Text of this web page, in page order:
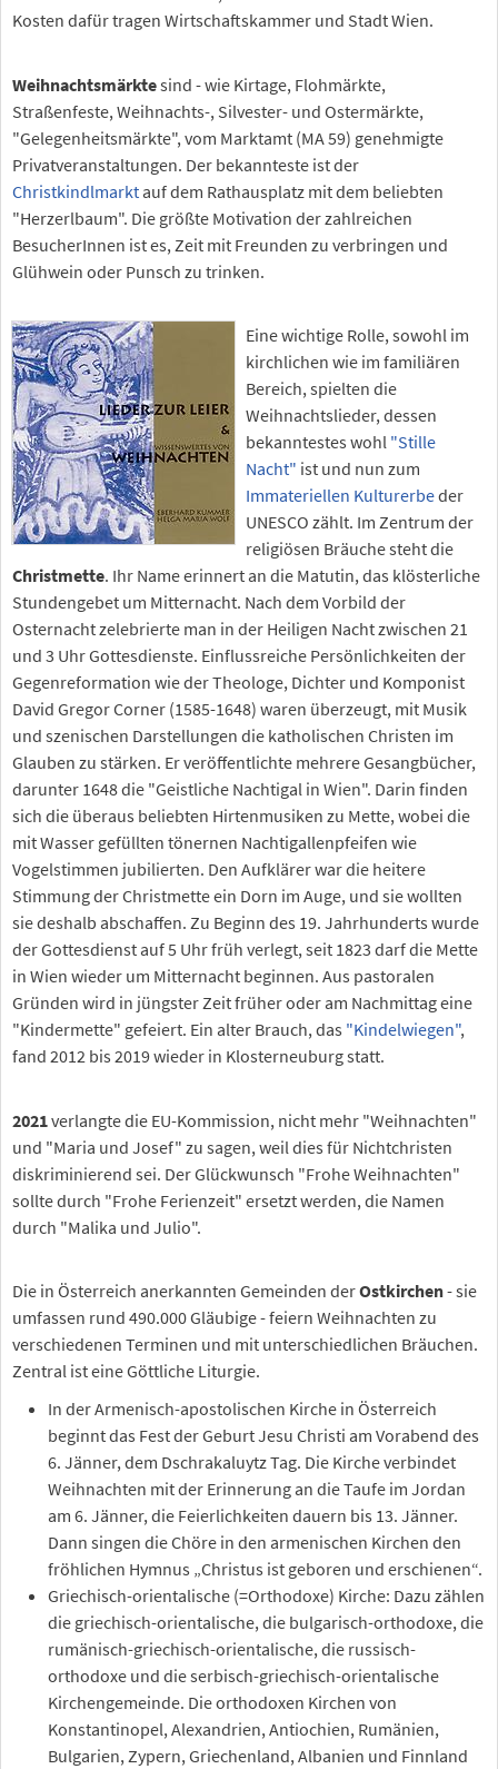
Kosten dafür tragen Wirtschaftskammer und Stadt Wien.
Weihnachtsmärktesind - wie Kirtage, Flohmärkte,
Straßenfeste, Weihnachts-, Silvester- und Ostermärkte,
"Gelegenheitsmärkte", vom Marktamt (MA 59) genehmigte
Privatveranstaltungen. Der bekannteste ist der
Christkindlmarkt auf dem Rathausplatz mit dem beliebten
"Herzerlbaum". Die größte Motivation der zahlreichen
BesucherInnen ist es, Zeit mit Freunden zu verbringen und
Glühwein oder Punsch zu trinken.
Eine wichtige Rolle, sowohl im
kirchlichen wie im familiären
Bereich, spielten die
Weihnachtslieder, dessen
bekanntestes wohl "Stille
Nacht" ist und nun zum
Immateriellen Kulturerbeder
UNESCO zählt. Im Zentrum der
religiösen Bräuche steht die
Christmette. Ihr Name erinnert an die Matutin, das klösterliche
Stundengebet um Mitternacht. Nach dem Vorbild der
Osternacht zelebrierte man in der Heiligen Nacht zwischen 21
und 3 Uhr Gottesdienste. Einflussreiche Persönlichkeiten der
Gegenreformation wie der Theologe, Dichter und Komponist
David Gregor Corner (1585-1648) waren überzeugt, mit Musik
und szenischen Darstellungen die katholischen Christen im
Glauben zu stärken. Er veröffentlichte mehrere Gesangbücher,
darunter 1648 die "Geistliche Nachtigal in Wien". Darin finden
sich die überaus beliebten Hirtenmusiken zu Mette, wobei die
mit Wasser gefüllten tönernen Nachtigallenpfeifen wie
Vogelstimmen jubilierten. Den Aufklärer war die heitere
Stimmung der Christmette ein Dorn im Auge, und sie wollten
sie deshalb abschaffen. Zu Beginn des 19. Jahrhunderts wurde
der Gottesdienst auf 5 Uhr früh verlegt, seit 1823 darf die Mette
in Wien wieder um Mitternacht beginnen. Aus pastoralen
Gründen wird in jüngster Zeit früher oder am Nachmittag eine
"Kindermette" gefeiert. Ein alter Brauch, das "Kindelwiegen",
fand 2012 bis 2019 wieder in Klosterneuburg statt.
2021verlangte die EU-Kommission, nicht mehr "Weihnachten"
und "Maria und Josef" zu sagen, weil dies für Nichtchristen
diskriminierend sei. Der Glückwunsch "Frohe Weihnachten"
sollte durch "Frohe Ferienzeit" ersetzt werden, die Namen
durch "Malika und Julio".
Die in Österreich anerkannten Gemeinden derOstkirchen- sie
umfassen rund 490.000 Gläubige - feiern Weihnachten zu
verschiedenen Terminen und mit unterschiedlichen Bräuchen.
Zentral ist eine Göttliche Liturgie.
In der Armenisch-apostolischen Kirche in Österreich
beginnt das Fest der Geburt Jesu Christi am Vorabend des
6. Jänner, dem Dschrakaluytz Tag. Die Kirche verbindet
Weihnachten mit der Erinnerung an die Taufe im Jordan
am 6. Jänner, die Feierlichkeiten dauern bis 13. Jänner.
Dann singen die Chöre in den armenischen Kirchen den
fröhlichen Hymnus „Christus ist geboren und erschienen“.
Griechisch-orientalische (=Orthodoxe) Kirche: Dazu zählen
die griechisch-orientalische, die bulgarisch-orthodoxe, die
rumänisch-griechisch-orientalische, die russisch-
orthodoxe und die serbisch-griechisch-orientalische
Kirchengemeinde. Die orthodoxen Kirchen von
Konstantinopel, Alexandrien, Antiochien, Rumänien,
Bulgarien, Zypern, Griechenland, Albanien und Finnland